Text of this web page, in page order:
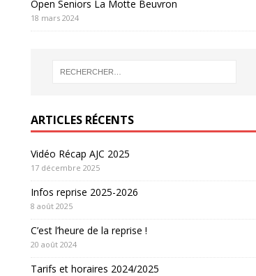
Open Seniors La Motte Beuvron
18 mars 2024
ARTICLES RÉCENTS
Vidéo Récap AJC 2025
17 décembre 2025
Infos reprise 2025-2026
8 août 2025
C’est l’heure de la reprise !
20 août 2024
Tarifs et horaires 2024/2025